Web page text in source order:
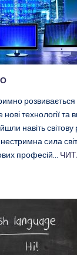
розвивається
нові технології та
навіть
сила
професій…